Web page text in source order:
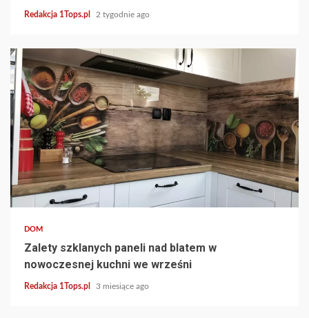
Redakcja 1Tops.pl 2 tygodnie ago
4 min read
DOM
Zalety szklanych paneli nad blatem w
nowoczesnej kuchni we wrześni
Redakcja 1Tops.pl 3 miesiące ago